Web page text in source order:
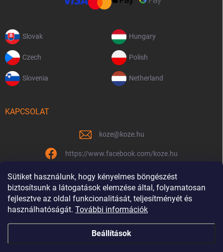
Sütiket használunk, hogy kényelmes böngészést
biztosítsunk a látogatások elemzése által, folyamatosan
fejlesztve az oldal funkcionalitását, teljesítményét és
használhatóságát. További információk
Beállítások
Slovak Hungary
Czech Polish
Slovenia Netherland
KAPCSOLAT
koze@koze.hu
https://www.facebook.com/koze.hu
koze.hu
Már 9 éve vagyunk együtt